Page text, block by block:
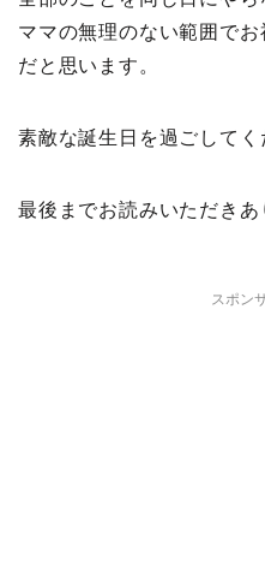
ママの無理のない範囲で
だと思います。
素敵な誕生日を過ごしてく
最後までお読みいただきあ
スポン